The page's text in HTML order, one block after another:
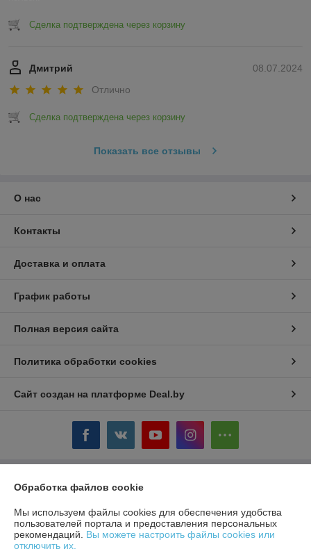
Сделка подтверждена через корзину
08.07.2024
Дмитрий
Отлично
Сделка подтверждена через корзину
Показать все отзывы
О нас
Контакты
Доставка и оплата
График работы
Полная версия сайта
Политика обработки cookies
Сайт создан на платформе Deal.by
Информация для покупателя
Юридическое лицо:ЧТУП «БелТоргХолод»
220036, Республика Беларусь, г.Минск, пер. Домашевский, 9-9
Регистрационный номер ЕГР: 190859074
Обработка файлов cookie
Мы используем файлы cookies для обеспечения удобства
пользователей портала и предоставления персональных
рекомендаций. Вы можете настроить файлы cookies или
отключить их.